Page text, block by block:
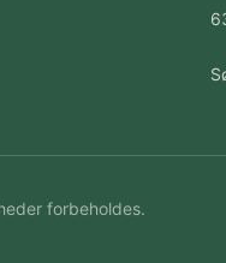
forbeholdes.